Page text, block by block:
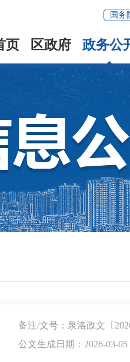
国务
页 区政府 政务公
备注/文号：泉洛政文〔
公文生成日期：2026-03-05